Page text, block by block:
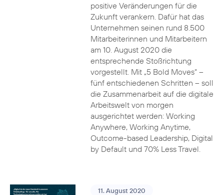
positive Veränderungen für die
Zukunft verankern. Dafür hat das
Unternehmen seinen rund 8.500
Mitarbeiterinnen und Mitarbeitern
am 10. August 2020 die
entsprechende Stoßrichtung
vorgestellt. Mit „5 Bold Moves“ –
fünf entschiedenen Schritten – soll
die Zusammenarbeit auf die digitale
Arbeitswelt von morgen
ausgerichtet werden: Working
Anywhere, Working Anytime,
Outcome-based Leadership, Digital
by Default und 70% Less Travel.
11. August 2020